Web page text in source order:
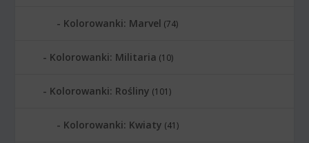
Kolorowanki: Marvel (74)
Kolorowanki: Militaria (10)
Kolorowanki: Rośliny (101)
Kolorowanki: Kwiaty (41)